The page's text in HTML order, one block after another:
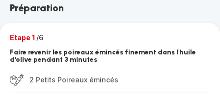
Préparation
Etape 1 /6
Faire revenir les poireaux émincés finement dans l'huile
d'olive pendant 3 minutes
2 Petits Poireaux émincés